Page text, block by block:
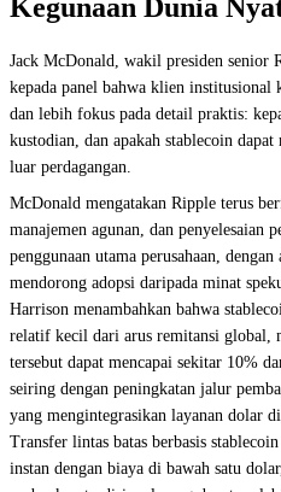
Kegunaan Dunia
Jack McDonald, wakil presiden senior
kepada panel bahwa klien institusional
dan lebih fokus pada detail praktis:
kustodian, dan apakah stablecoin
luar perdagangan.
McDonald mengatakan Ripple terus
manajemen agunan, dan penyelesaian
penggunaan utama perusahaan,
mendorong adopsi daripada minat
Harrison menambahkan bahwa
relatif kecil dari arus remitansi global,
tersebut dapat mencapai sekitar 10%
seiring dengan peningkatan jalur
yang mengintegrasikan layanan dolar
Transfer lintas batas berbasis
instan dengan biaya di bawah satu